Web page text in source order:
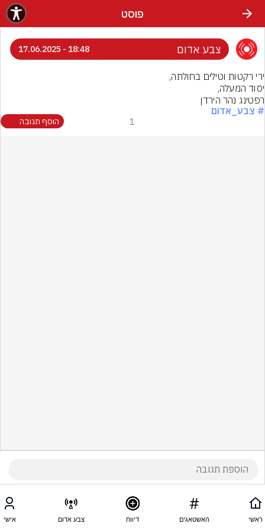
פוסט
צבע אדום 18:48 - 17.06.2025
רפטינג נהר הירדן
# צבע_אדום
1 הוסף תגובה
ראשי האשטאגים דיווח צבע אדום אישי